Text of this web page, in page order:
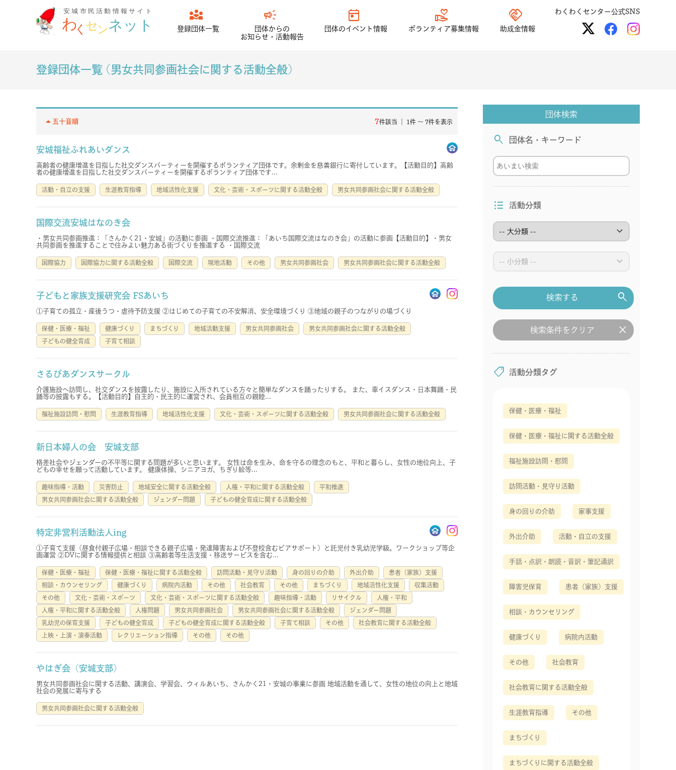
diversity_3
登録団体一覧
campaign
団体からの
お知らせ・活動報告
today
団体のイベント情報
volunteer_activism
ボランティア募集情報
handshake
助成金情報
わくわくセンター公式SNS
登録団体一覧 (男女共同参画社会に関する活動全般)
arrow_drop_up五十音順 7件該当 ｜ 1件 〜 7件を表示
安城福祉ふれあいダンス
高齢者の健康増進を目指した社交ダンスパーティーを開催するボランティア団体です。余剰金を慈善銀行に寄付しています。【活動目的】高齢
者の健康増進を目指した社交ダンスパーティーを開催するボランティア団体です...
活動・自立の支援 生涯教育指導 地域活性化支援 文化・芸術・スポーツに関する活動全般 男女共同参画社会に関する活動全般
国際交流安城はなのき会
・男女共同参画推進：「さんかく21・安城」の活動に参画 ・国際交流推進：「あいち国際交流はなのき会」の活動に参画【活動目的】・男女
共同参画を推進することで住みよい魅力ある街づくりを推進する ・国際交流
国際協力 国際協力に関する活動全般 国際交流 現地活動 その他 男女共同参画社会 男女共同参画社会に関する活動全般
子どもと家族支援研究会 FSあいち
①子育ての孤立・産後うつ・虐待予防支援 ②はじめての子育ての不安解消、安全環境づくり ③地域の親子のつながりの場づくり
保健・医療・福祉 健康づくり まちづくり 地域活動支援 男女共同参画社会 男女共同参画社会に関する活動全般
子どもの健全育成 子育て相談
さるびあダンスサークル
介護施設へ訪問し、社交ダンスを披露したり、施設に入所されている方々と簡単なダンスを踊ったりする。 また、車イスダンス・日本舞踊・民
踊等の披露もする。【活動目的】自主的・民主的に運営され、会員相互の親睦...
福祉施設訪問・慰問 生涯教育指導 地域活性化支援 文化・芸術・スポーツに関する活動全般 男女共同参画社会に関する活動全般
新日本婦人の会 安城支部
格差社会やジェンダーの不平等に関する問題が多いと思います。 女性は命を生み、命を守るの理念のもと、平和と暮らし、女性の地位向上、子
どもの幸せを願って活動しています。 健康体操、シニアヨガ、ちぎり絵等...
趣味指導・活動 災害防止 地域安全に関する活動全般 人権・平和に関する活動全般 平和推進
男女共同参画社会に関する活動全般 ジェンダー問題 子どもの健全育成に関する活動全般
特定非営利活動法人ing
①子育て支援（昼食付親子広場・相談できる親子広場・発達障害および不登校含むピアサポート）と託児付き乳幼児学級。ワークショップ等企
画運営 ②DVに関する情報提供と相談 ③高齢者等生活支援・移送サービスを含む...
保健・医療・福祉 保健・医療・福祉に関する活動全般 訪問活動・見守り活動 身の回りの介助 外出介助 患者（家族）支援
相談・カウンセリング 健康づくり 病院内活動 その他 社会教育 その他 まちづくり 地域活性化支援 収集活動
その他 文化・芸術・スポーツ 文化・芸術・スポーツに関する活動全般 趣味指導・活動 リサイクル 人権・平和
人権・平和に関する活動全般 人権問題 男女共同参画社会 男女共同参画社会に関する活動全般 ジェンダー問題
乳幼児の保育支援 子どもの健全育成 子どもの健全育成に関する活動全般 子育て相談 その他 社会教育に関する活動全般
上映・上演・演奏活動 レクリエーション指導 その他 その他
やはぎ会（安城支部）
男女共同参画社会に関する活動、講演会、学習会、ウィルあいち、さんかく21・安城の事業に参画 地域活動を通して、女性の地位の向上と地域
社会の発展に寄与する
男女共同参画社会に関する活動全般
団体検索
search 団体名・キーワード
format_list_bulleted 活動分類
keyboard_arrow_down
keyboard_arrow_down
search
検索する
clear
検索条件をクリア
shoppingmode 活動分類タグ
保健・医療・福祉
保健・医療・福祉に関する活動全般
福祉施設訪問・慰問
訪問活動・見守り活動
身の回りの介助 家事支援
外出介助 活動・自立の支援
手話・点訳・朗読・音訳・筆記通訳
障害児保育 患者（家族）支援
相談・カウンセリング
健康づくり 病院内活動
その他 社会教育
社会教育に関する活動全般
生涯教育指導 その他
まちづくり
まちづくりに関する活動全般